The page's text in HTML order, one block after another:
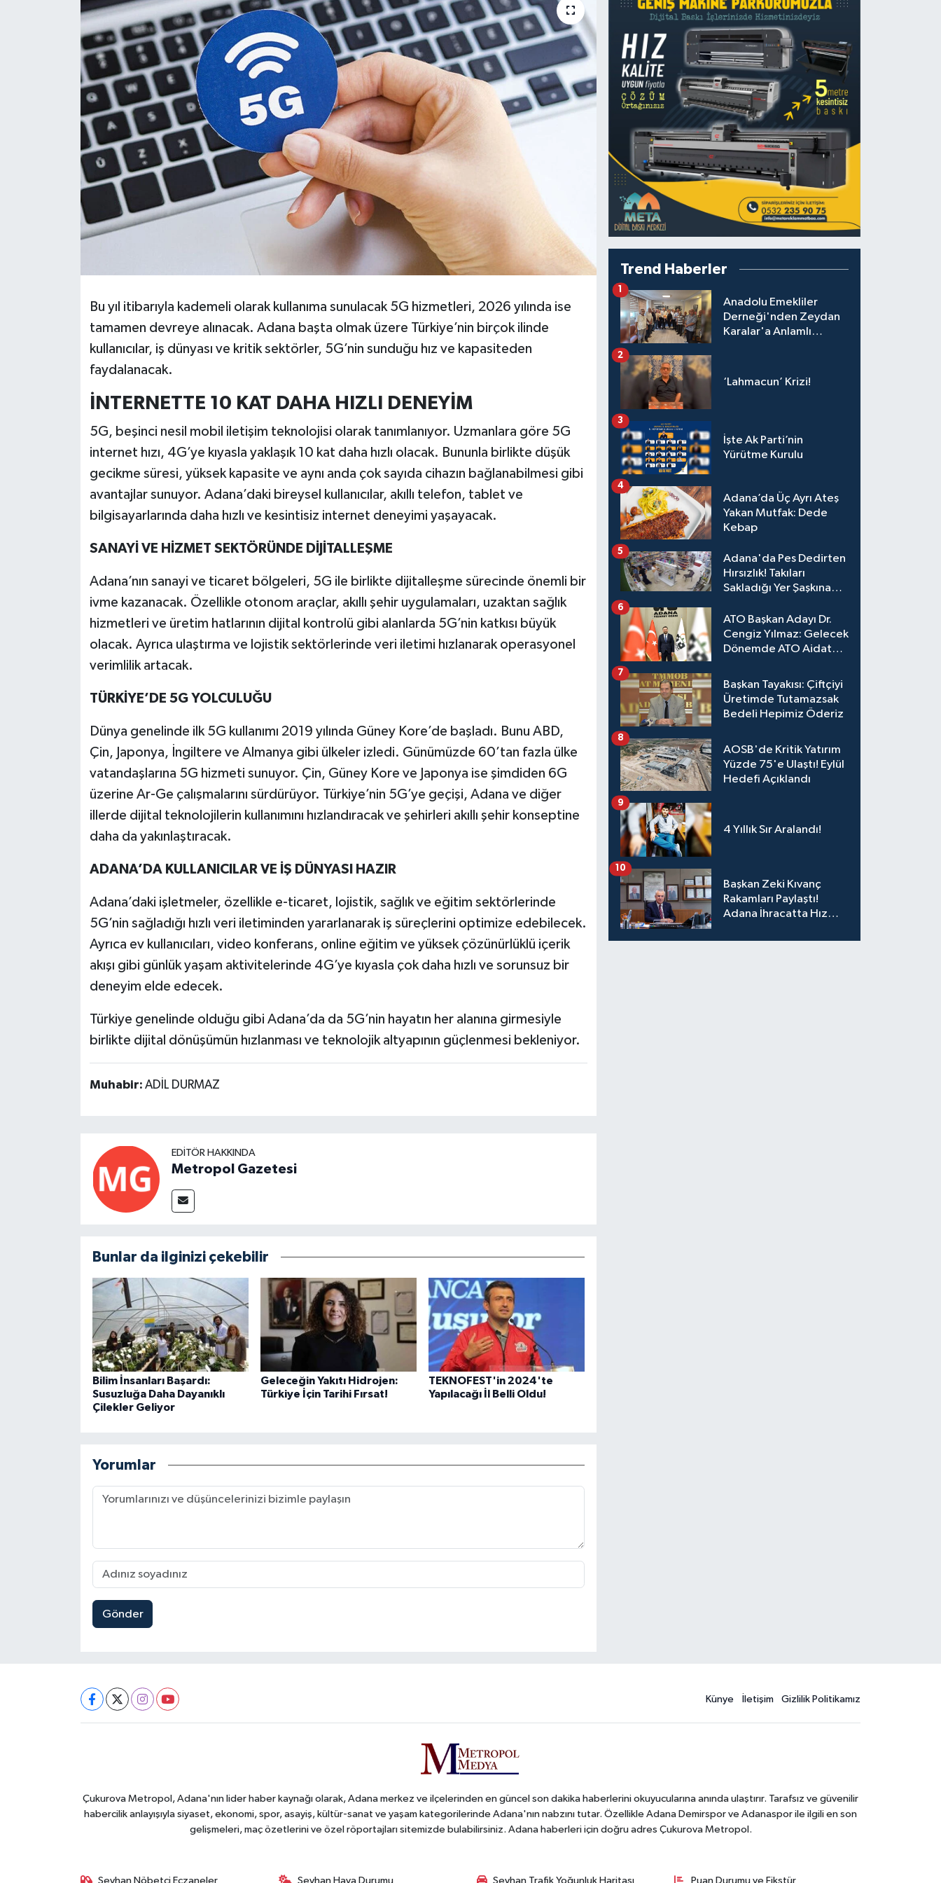
Bu yıl itibarıyla kademeli olarak kullanıma sunulacak 5G hizmetleri, 2026 yılında ise
tamamen devreye alınacak. Adana başta olmak üzere Türkiye’nin birçok ilinde
kullanıcılar, iş dünyası ve kritik sektörler, 5G’nin sunduğu hız ve kapasiteden
faydalanacak.
İNTERNETTE 10 KAT DAHA HIZLI DENEYİM
5G, beşinci nesil mobil iletişim teknolojisi olarak tanımlanıyor. Uzmanlara göre 5G
internet hızı, 4G’ye kıyasla yaklaşık 10 kat daha hızlı olacak. Bununla birlikte düşük
gecikme süresi, yüksek kapasite ve aynı anda çok sayıda cihazın bağlanabilmesi gibi
avantajlar sunuyor. Adana’daki bireysel kullanıcılar, akıllı telefon, tablet ve
bilgisayarlarında daha hızlı ve kesintisiz internet deneyimi yaşayacak.
SANAYİ VE HİZMET SEKTÖRÜNDE DİJİTALLEŞME
Adana’nın sanayi ve ticaret bölgeleri, 5G ile birlikte dijitalleşme sürecinde önemli bir
ivme kazanacak. Özellikle otonom araçlar, akıllı şehir uygulamaları, uzaktan sağlık
hizmetleri ve üretim hatlarının dijital kontrolü gibi alanlarda 5G’nin katkısı büyük
olacak. Ayrıca ulaştırma ve lojistik sektörlerinde veri iletimi hızlanarak operasyonel
verimlilik artacak.
TÜRKİYE’DE 5G YOLCULUĞU
Dünya genelinde ilk 5G kullanımı 2019 yılında Güney Kore’de başladı. Bunu ABD,
Çin, Japonya, İngiltere ve Almanya gibi ülkeler izledi. Günümüzde 60’tan fazla ülke
vatandaşlarına 5G hizmeti sunuyor. Çin, Güney Kore ve Japonya ise şimdiden 6G
üzerine Ar-Ge çalışmalarını sürdürüyor. Türkiye’nin 5G’ye geçişi, Adana ve diğer
illerde dijital teknolojilerin kullanımını hızlandıracak ve şehirleri akıllı şehir konseptine
daha da yakınlaştıracak.
ADANA’DA KULLANICILAR VE İŞ DÜNYASI HAZIR
Adana’daki işletmeler, özellikle e-ticaret, lojistik, sağlık ve eğitim sektörlerinde
5G’nin sağladığı hızlı veri iletiminden yararlanarak iş süreçlerini optimize edebilecek.
Ayrıca ev kullanıcıları, video konferans, online eğitim ve yüksek çözünürlüklü içerik
akışı gibi günlük yaşam aktivitelerinde 4G’ye kıyasla çok daha hızlı ve sorunsuz bir
deneyim elde edecek.
Türkiye genelinde olduğu gibi Adana’da da 5G’nin hayatın her alanına girmesiyle
birlikte dijital dönüşümün hızlanması ve teknolojik altyapının güçlenmesi bekleniyor.
Muhabir: ADİL DURMAZ
EDITÖR HAKKINDA
Metropol Gazetesi
Bunlar da ilginizi çekebilir
Bilim İnsanları Başardı:
Susuzluğa Daha Dayanıklı
Çilekler Geliyor
Geleceğin Yakıtı Hidrojen:
Türkiye İçin Tarihi Fırsat!
TEKNOFEST'in 2024'te
Yapılacağı İl Belli Oldu!
Yorumlar
Gönder
Trend Haberler
Anadolu Emekliler
Derneği'nden Zeydan
Karalar'a Anlamlı
1
‘Lahmacun’ Krizi!
2
İşte Ak Parti’nin
Yürütme Kurulu
3
Adana’da Üç Ayrı Ateş
Yakan Mutfak: Dede
Kebap
4
Adana'da Pes Dedirten
Hırsızlık! Takıları
Sakladığı Yer Şaşkına
5
ATO Başkan Adayı Dr.
Cengiz Yılmaz: Gelecek
Dönemde ATO Aidat
Üyelerimize Ve
Adana'ya Yatırılacak
6
Başkan Tayakısı: Çiftçiyi
Üretimde Tutamazsak
Bedeli Hepimiz Öderiz
7
AOSB'de Kritik Yatırım
Yüzde 75'e Ulaştı! Eylül
Hedefi Açıklandı
8
4 Yıllık Sır Aralandı!
9
Başkan Zeki Kıvanç
Rakamları Paylaştı!
Adana İhracatta Hız
10
Künye İletişim Gizlilik Politikamız
Çukurova Metropol, Adana'nın lider haber kaynağı olarak, Adana merkez ve ilçelerinden en güncel son dakika haberlerini okuyucularına anında ulaştırır. Tarafsız ve güvenilir
habercilik anlayışıyla siyaset, ekonomi, spor, asayiş, kültür-sanat ve yaşam kategorilerinde Adana'nın nabzını tutar. Özellikle Adana Demirspor ve Adanaspor ile ilgili en son
gelişmeleri, maç özetlerini ve özel röportajları sitemizde bulabilirsiniz. Adana haberleri için doğru adres Çukurova Metropol.
Seyhan Nöbetçi Eczaneler Seyhan Hava Durumu Seyhan Trafik Yoğunluk Haritası Puan Durumu ve Fikstür
Resmi İlanlar